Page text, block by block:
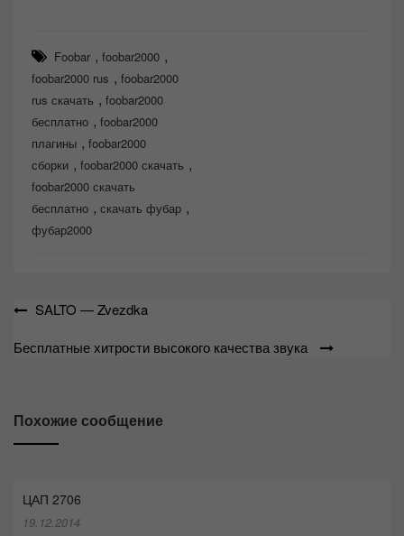
Foobar , foobar2000 ,
foobar2000 rus , foobar2000
rus скачать , foobar2000
бесплатно , foobar2000
плагины , foobar2000
сборки , foobar2000 скачать ,
foobar2000 скачать
бесплатно , скачать фубар ,
фубар2000
Навигация
записям
SALTO — Zvezdka
Бесплатные хитрости высокого качества звука
Похожие сообщение
ЦАП 2706
19.12.2014